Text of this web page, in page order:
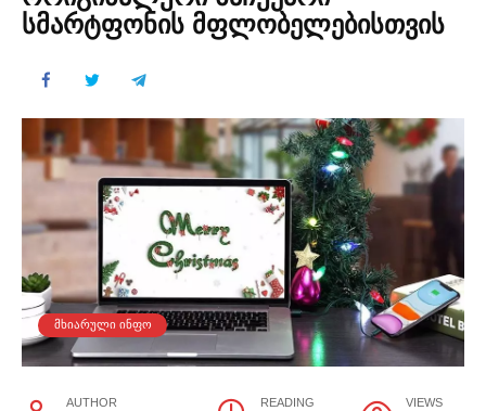
სმარტფონის მფლობელებისთვის
ᲛᲮᲘᲐᲠᲣᲚᲘ ᲘᲜᲤᲝ
AUTHOR READING VIEWS